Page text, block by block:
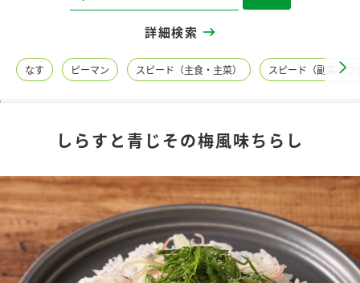
レシピ名特集
商品情報
商品カテゴリ
酢 調味酢
新商品一覧
キャンペーン情報
詳細検索
なす ピーマン スピード（主食・主菜） スピード（副菜・つ
しらすと青じその梅風味ちらし